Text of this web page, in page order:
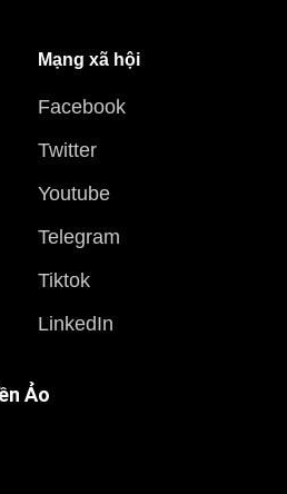
Mạng xã hội
Facebook
Twitter
Youtube
Telegram
Tiktok
LinkedIn
Ảo